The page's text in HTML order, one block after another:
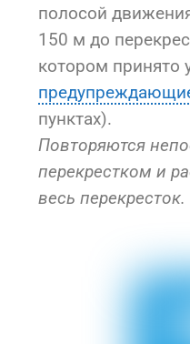
полосой
150 м до
котором принято
пунктах).
Повторяются
перекрестком и
весь перекресток.